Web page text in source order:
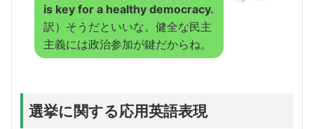
is key for a healthy democracy.
訳）そうだといいな。健全な民主
主義には政治参加が鍵だからね。
選挙に関する応用英語表現